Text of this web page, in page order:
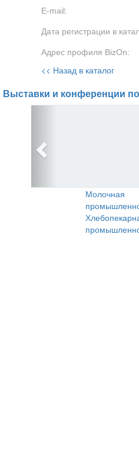
E-mail:
Дата регистрации в
Адрес профиля BizOn:
<< Назад в каталог
Выставки и конференции
Молочная